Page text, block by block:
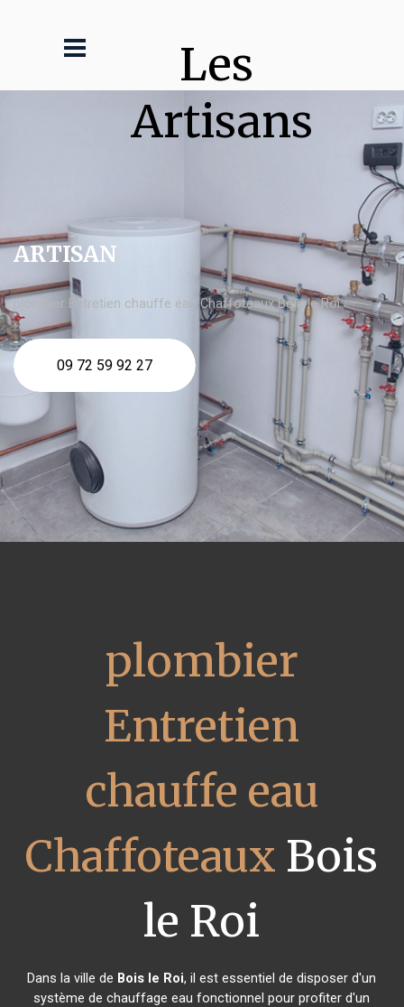
Les
Artisans
ARTISAN
plombier Entretien chauffe eau Chaffoteaux Bois le Roi
09 72 59 92 27
plombier
Entretien
chauffe eau
Chaffoteaux Bois
le Roi
Dans la ville de Bois le Roi, il est essentiel de disposer d'un
système de chauffage eau fonctionnel pour profiter d'un